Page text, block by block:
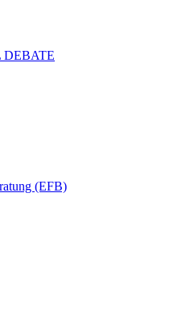
(EFB)